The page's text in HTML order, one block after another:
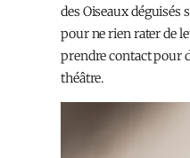
des Oiseaux déguisés
pour ne rien rater de
prendre contact pour
théâtre.